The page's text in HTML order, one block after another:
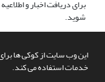
این وب سایت از کوکی ها برای
خدمات استفاده می کند.
برای دریافت اخبار و
شوید.